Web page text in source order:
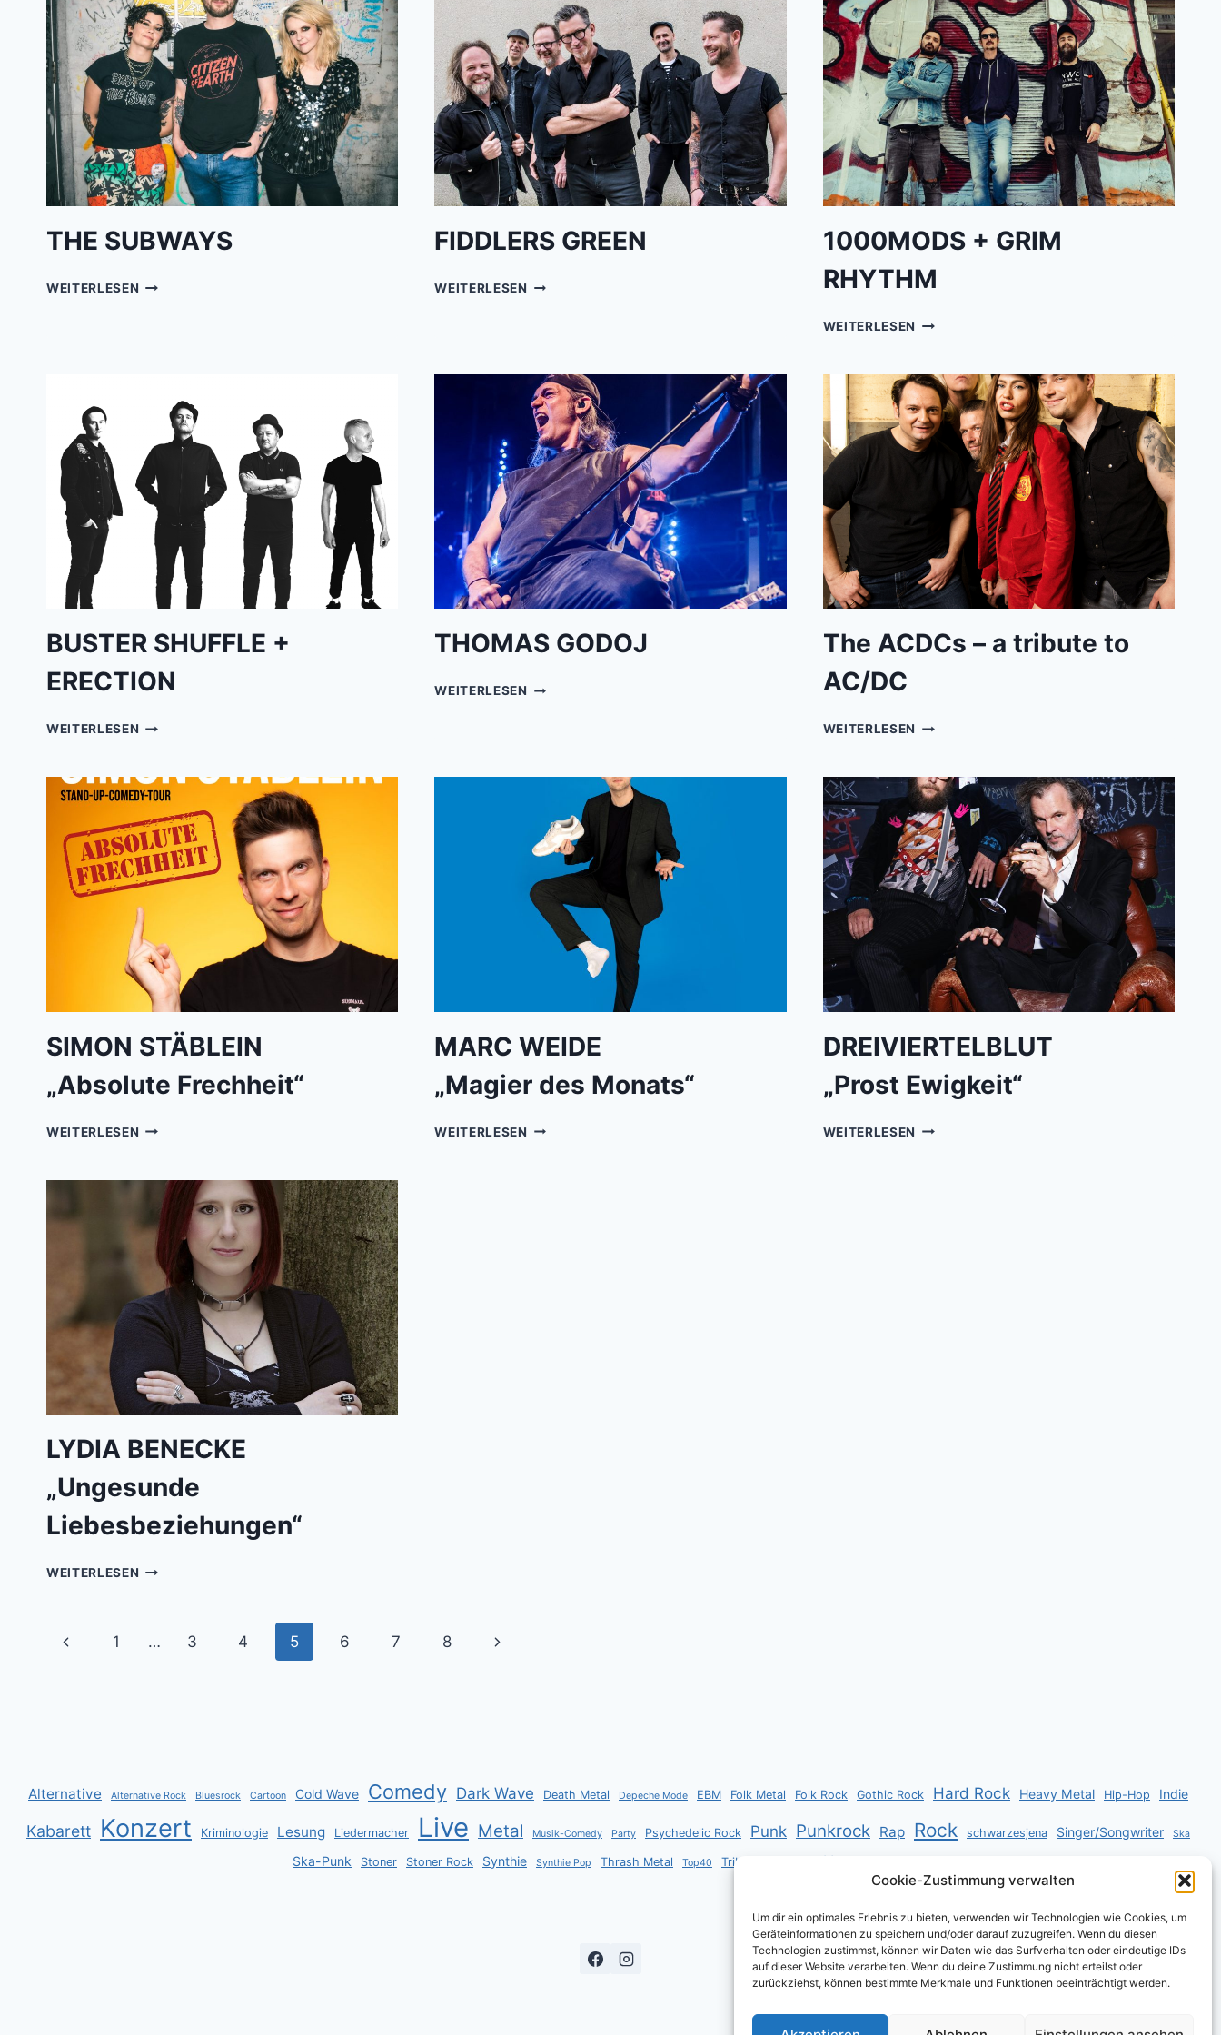
Cookie-Zustimmung verwalten
Um dir ein optimales Erlebnis zu bieten, verwenden wir Technologien wie Cookies, um
Geräteinformationen zu speichern und/oder darauf zuzugreifen. Wenn du diesen
Technologien zustimmst, können wir Daten wie das Surfverhalten oder eindeutige IDs
auf dieser Website verarbeiten. Wenn du deine Zustimmung nicht erteilst oder
zurückziehst, können bestimmte Merkmale und Funktionen beeinträchtigt werden.
THE SUBWAYS
WEITERLESEN THE
FIDDLERS GREEN
WEITERLESEN FIDDLERS
1000MODS + GRIM
RHYTHM
WEITERLESEN 1000MODS
RHYTHM
BUSTER SHUFFLE +
ERECTION
WEITERLESEN BUSTER
ERECTION
THOMAS GODOJ
WEITERLESEN THOMAS
The ACDCs – a tribute to
AC/DC
WEITERLESEN THE
A
TRIBUTE
TO
AC/DC
SIMON STÄBLEIN
„Absolute Frechheit“
WEITERLESEN SIMON
MARC WEIDE
„Magier des Monats“
WEITERLESEN MARC
DREIVIERTELBLUT
„Prost Ewigkeit“
WEITERLESEN DREIVIERTELBLUT„PROST
LYDIA BENECKE
„Ungesunde
Liebesbeziehungen“
WEITERLESEN LYDIA
Seitennavigation
Vorherige
1 … 3 4 5 6 7 8
Nächste
Alternative Alternative Rock Bluesrock Cartoon Cold Wave Comedy Dark Wave Death Metal Depeche Mode EBM Folk Metal Folk Rock Gothic Rock Hard Rock Heavy Metal Hip-Hop Indie
Kabarett Konzert Kriminologie Lesung Liedermacher Live Metal Musik-Comedy Party Psychedelic Rock Punk Punkrock Rap Rock schwarzesjena Singer/Songwriter Ska
Ska-Punk Stoner Stoner Rock Synthie Synthie Pop Thrash Metal Top40 Tribute Vortrag